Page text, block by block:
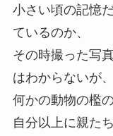
小さい頃の記憶
ているのか、
その時撮った写
はわからないが、
何かの動物の檻
自分以上に親た